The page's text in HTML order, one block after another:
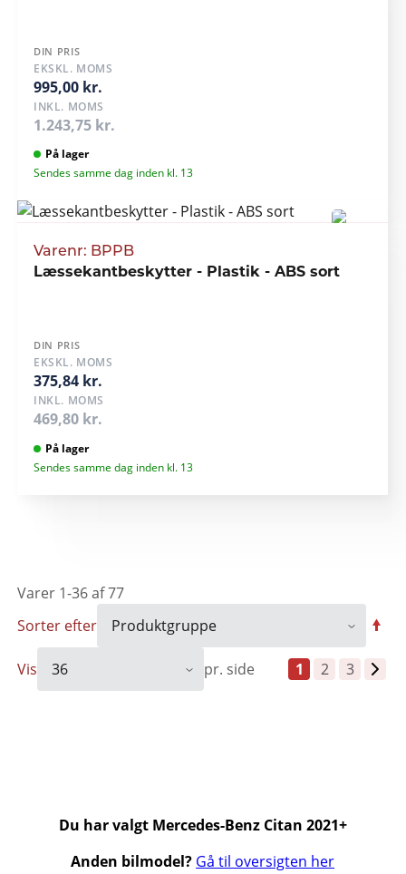
DIN PRIS
EKSKL. MOMS
995,00 kr.
INKL. MOMS
1.243,75 kr.
På lager
Sendes samme dag inden kl. 13
Varenr: BPPB
Læssekantbeskytter - Plastik - ABS sort
DIN PRIS
EKSKL. MOMS
375,84 kr.
INKL. MOMS
469,80 kr.
På lager
Sendes samme dag inden kl. 13
Varer 1-36af77
1 2 3
Sorter efter
Vis pr. side
Du har valgt Mercedes-Benz Citan 2021+
Anden bilmodel? Gå til oversigten her